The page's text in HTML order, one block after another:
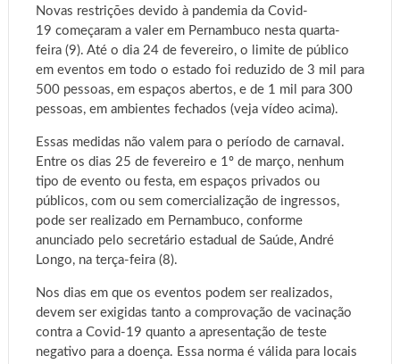
Novas restrições devido à pandemia da Covid-
19 começaram a valer em Pernambuco nesta quarta-
feira (9). Até o dia 24 de fevereiro, o limite de público
em eventos em todo o estado foi reduzido de 3 mil para
500 pessoas, em espaços abertos, e de 1 mil para 300
pessoas, em ambientes fechados (veja vídeo acima).
Essas medidas não valem para o período de carnaval.
Entre os dias 25 de fevereiro e 1º de março, nenhum
tipo de evento ou festa, em espaços privados ou
públicos, com ou sem comercialização de ingressos,
pode ser realizado em Pernambuco, conforme
anunciado pelo secretário estadual de Saúde, André
Longo, na terça-feira (8).
Nos dias em que os eventos podem ser realizados,
devem ser exigidas tanto a comprovação de vacinação
contra a Covid-19 quanto a apresentação de teste
negativo para a doença. Essa norma é válida para locais